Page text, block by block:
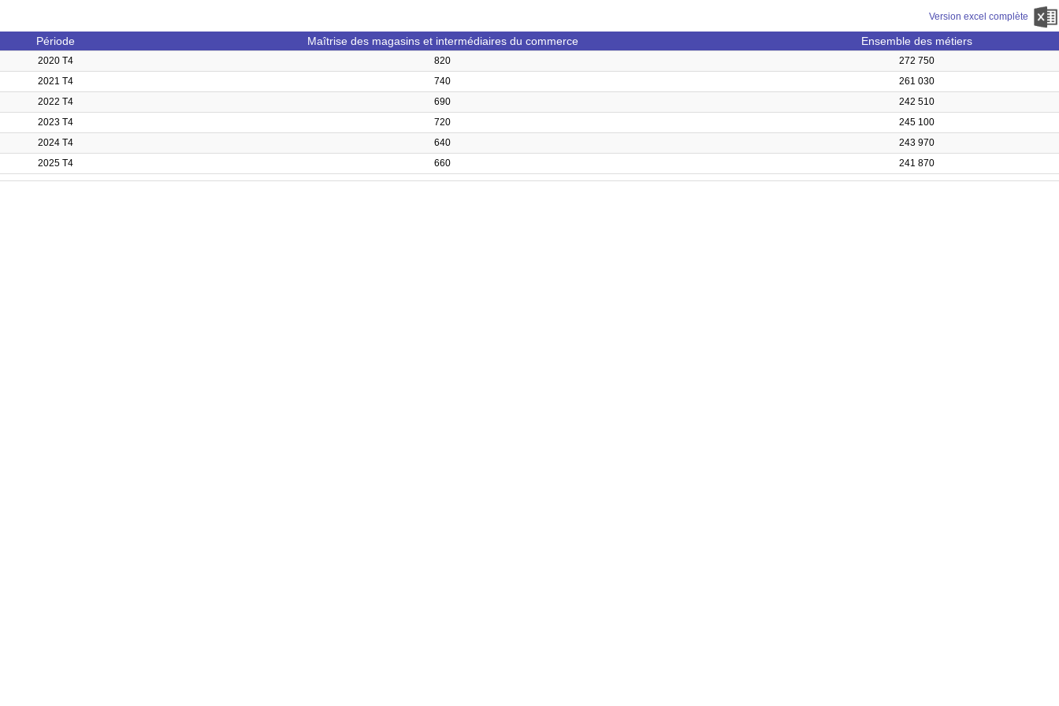
Version excel complète
Période Maîtrise des magasins et intermédiaires du commerce Ensemble des métiers
2020 T4 820
272 750
2021 T4
740
261 030
2022 T4
690
242 510
2023 T4
720
245 100
2024 T4
640
243 970
2025 T4
660 241 870